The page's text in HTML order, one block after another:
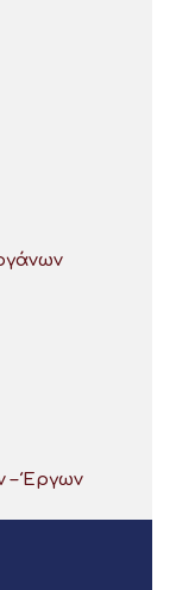
– Έργων